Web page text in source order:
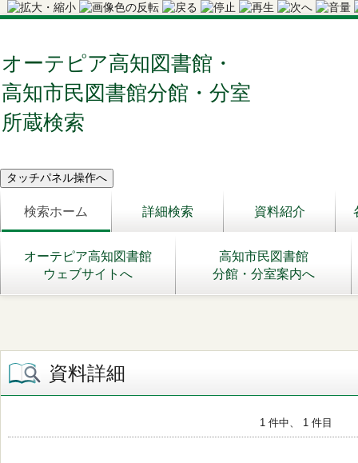
オーテピア高知図書館・
高知市民図書館分館・分室
所蔵検索
検索ホーム 詳細検索 資料紹介
オーテピア高知図書館
ウェブサイトへ
高知市民図書館
分館・分室案内へ
資料詳細
1 件中、 1 件目